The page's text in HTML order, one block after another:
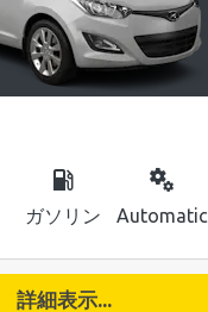
local_gas_station
ガソリン
miscellaneous_services
Automatic
詳細表示...